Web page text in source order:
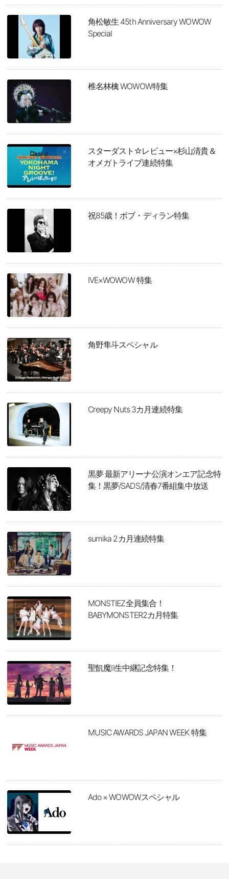
角松敏生 45th Anniversary WOWOW
Special
椎名林檎 WOWOW特集
スターダスト☆レビュー×杉山清貴＆
オメガトライブ連続特集
祝85歳！ボブ・ディラン特集
IVE×WOWOW 特集
角野隼斗スペシャル
Creepy Nuts 3カ月連続特集
黒夢 最新アリーナ公演オンエア記念特
集！黒夢/SADS/清春7番組集中放送
sumika 2カ月連続特集
MONSTIEZ全員集合！
BABYMONSTER2カ月特集
聖飢魔Ⅱ生中継記念特集！
MUSIC AWARDS JAPAN WEEK 特集
Ado × WOWOWスペシャル